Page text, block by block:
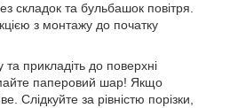
складок та бульбашок повітря.
з монтажу до початку
та прикладіть до поверхні
паперовий шар! Якщо
Слідкуйте за рівністю порізки,